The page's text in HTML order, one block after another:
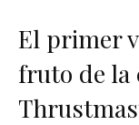
El primer
fruto de la